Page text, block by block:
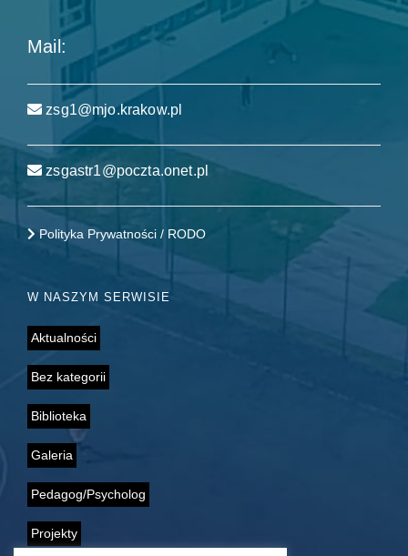
Mail:
zsg1@mjo.krakow.pl
zsgastr1@poczta.onet.pl
Polityka Prywatności / RODO
W NASZYM SERWISIE
Aktualności
Bez kategorii
Biblioteka
Galeria
Pedagog/Psycholog
Projekty